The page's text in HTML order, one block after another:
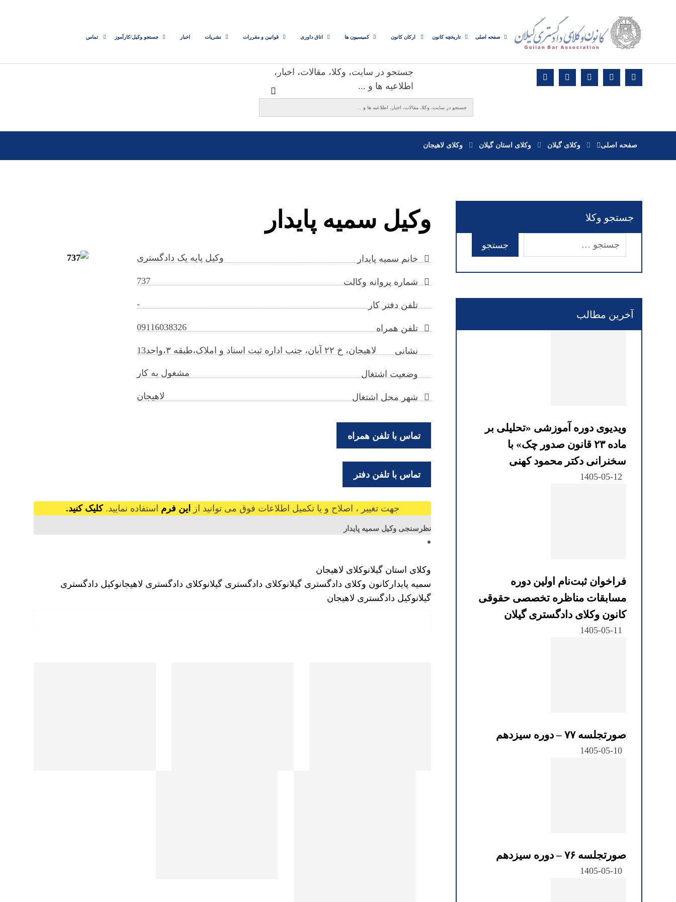
صفحه اصلی تاریخچه کانون ارکان کانون کمیسیون ها اتاق داوری قوانین و مقررات نشریات اخبار جستجو وکیل/کارآموز تماس
جستجو در سایت، وکلا، مقالات، اخبار،
اطلاعیه ها و ...
صفحه اصلی وکلای گیلان وکلای استان گیلان وکلای لاهیجان
وکیل سمیه پایدار
خانم سمیه پایدار وکیل پایه یک دادگستری
شماره پروانه وکالت 737
تلفن دفتر کار -
تلفن همراه 09116038326
نشانی لاهیجان، خ ۲۲ آبان، جنب اداره ثبت اسناد و املاک،طبقه ۳،واحد13
وضعیت اشتغال مشغول به کار
شهر محل اشتغال لاهیجان
تماس با تلفن همراه
تماس با تلفن دفتر
جهت تغییر ، اصلاح و یا تکمیل اطلاعات فوق می توانید از این فرم استفاده نمایید. کلیک کنید.
نظرسنجی وکیل سمیه پایدار
وکلای استان گیلانوکلای لاهیجان
سمیه پایدار کانون وکلای دادگستری گیلانوکلای دادگستری گیلانوکلای دادگستری لاهیجانوکیل دادگستری
گیلانوکیل دادگستری لاهیجان
جستجو وکلا
آخرین مطالب
ویدیوی دوره آموزشی «تحلیلی بر
ماده ۲۳ قانون صدور چک» با
سخنرانی دکتر محمود کهنی
1405-05-12
فراخوان ثبت‌نام اولین دوره
مسابقات مناظره تخصصی حقوقی
کانون وکلای دادگستری گیلان
1405-05-11
صورتجلسه ۷۷ – دوره سیزدهم
1405-05-10
صورتجلسه ۷۶ – دوره سیزدهم
1405-05-10